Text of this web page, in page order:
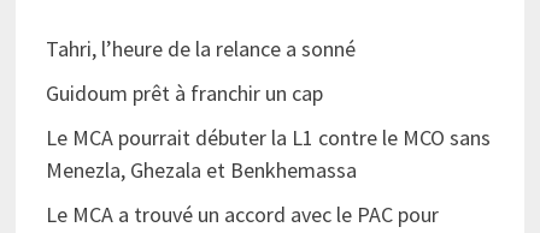
Tahri, l’heure de la relance a sonné
Guidoum prêt à franchir un cap
Le MCA pourrait débuter la L1 contre le MCO sans
Menezla, Ghezala et Benkhemassa
Le MCA a trouvé un accord avec le PAC pour